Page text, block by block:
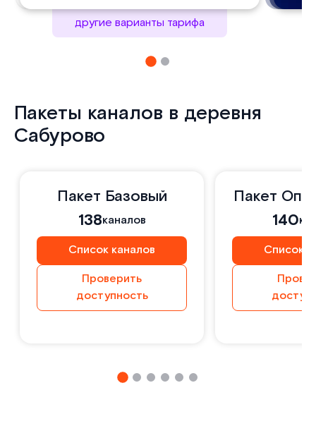
другие варианты тарифа
Пакеты каналов в деревня
Сабурово
Пакет Базовый
138каналов
Список каналов
Проверить
доступность
Пакет
140
Список